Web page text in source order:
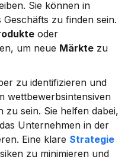
Sie können in
zu finden sein.
oder
um neue Märkte zu
zu identifizieren und
zu sein. Sie helfen dabei,
Eine klare Strategie
zu minimieren und